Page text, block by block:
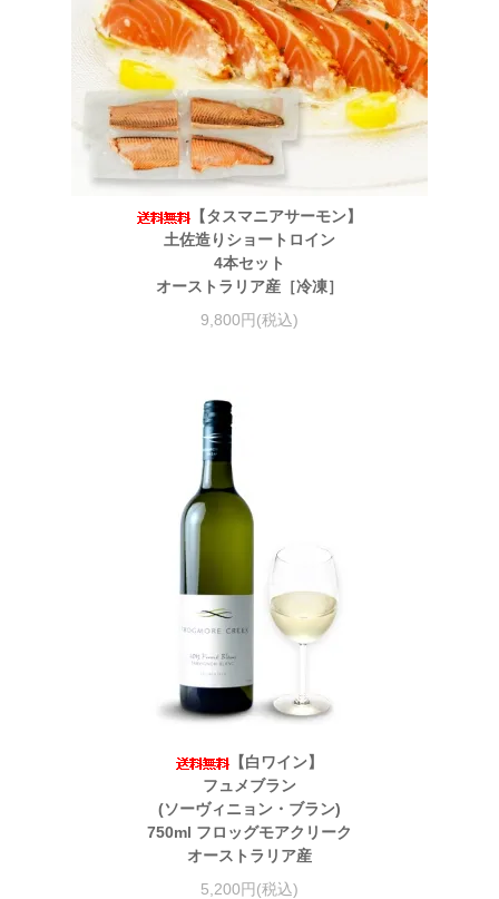
【タスマニアサーモン】
土佐造りショートロイン
4本セット
オーストラリア産［冷凍］
9,800円(税込)
【白ワイン】
フュメブラン
(ソーヴィニョン・ブラン)
750ml フロッグモアクリーク
オーストラリア産
5,200円(税込)